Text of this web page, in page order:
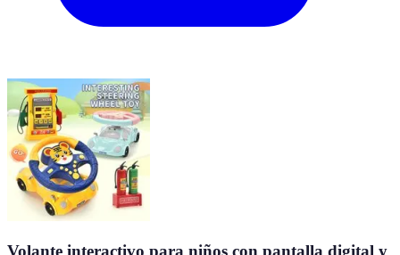
Volante interactivo para niños con pantalla digital y